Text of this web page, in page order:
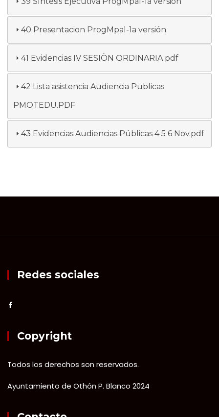
40 Presentacion ProgMpal-1a versión
41 Evidencias IV SESIÖN ORDINARIA.pdf
42 Lista asistencia Audiencia Publicas
PMOTEDU.PDF
43 Evidencias Audiencias Públicas 4 5 6 Nov.pdf
Redes sociales
Copyright
Todos los derechos son reservados.
Ayuntamiento de Othón P. Blanco 2024